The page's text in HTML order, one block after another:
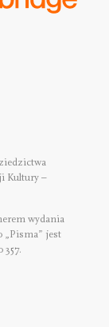
Kultury –
wydania
„Pisma” jest
357.